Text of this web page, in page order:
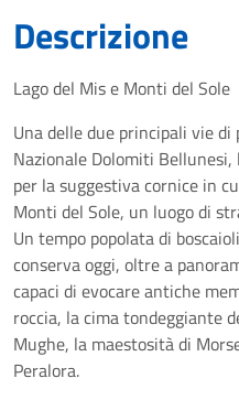
Descrizione
Lago del Mis e Monti del Sole
Una delle due principali vie
Nazionale Dolomiti Bellunesi,
per la suggestiva cornice in
Monti del Sole, un luogo di
Un tempo popolata di
conserva oggi, oltre a
capaci di evocare antiche
roccia, la cima tondeggiante
Mughe, la maestosità di
Peralora.